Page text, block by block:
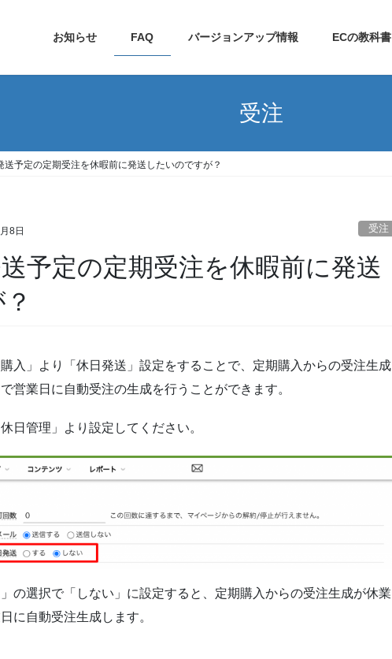
お知らせ FAQ バージョンアップ情報 ECの教科書
受注
送予定の定期受注を休暇前に発送したいのですが？
8日 受注
予定の定期受注を休暇前に発送
入」より「休日発送」設定をすることで、定期購入からの受注生成
営業日に自動受注の生成を行うことができます。
日管理」より設定してください。
の選択で「しない」に設定すると、定期購入からの受注生成が休業
に自動受注生成します。